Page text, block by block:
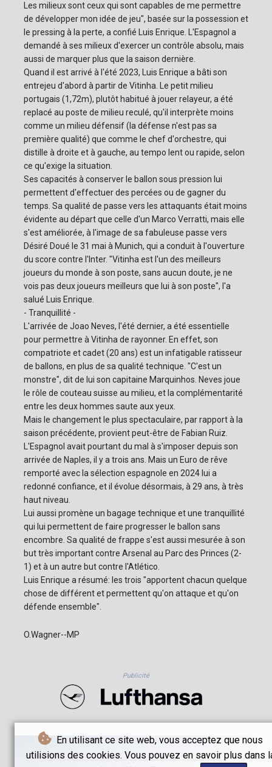
En utilisant ce site web, vous acceptez que nous
utilisions des cookies. Vous pouvez en savoir plus dans
Les milieux sont ceux qui sont capables de me permettre
de développer mon idée de jeu", basée sur la possession et
le pressing à la perte, a confié Luis Enrique. L'Espagnol a
demandé à ses milieux d'exercer un contrôle absolu, mais
aussi de marquer plus que la saison dernière.
Quand il est arrivé à l'été 2023, Luis Enrique a bâti son
entrejeu d'abord à partir de Vitinha. Le petit milieu
portugais (1,72m), plutôt habitué à jouer relayeur, a été
replacé au poste de milieu reculé, qu'il interprète moins
comme un milieu défensif (la défense n'est pas sa
première qualité) que comme le chef d'orchestre, qui
distille à droite et à gauche, au tempo lent ou rapide, selon
ce qu'exige la situation.
Ses capacités à conserver le ballon sous pression lui
permettent d'effectuer des percées ou de gagner du
temps. Sa qualité de passe vers les attaquants était moins
évidente au départ que celle d'un Marco Verratti, mais elle
s'est améliorée, à l'image de sa fabuleuse passe vers
Désiré Doué le 31 mai à Munich, qui a conduit à l'ouverture
du score contre l'Inter. "Vitinha est l'un des meilleurs
joueurs du monde à son poste, sans aucun doute, je ne
vois pas deux joueurs meilleurs que lui à son poste", l'a
salué Luis Enrique.
- Tranquillité -
L'arrivée de Joao Neves, l'été dernier, a été essentielle
pour permettre à Vitinha de rayonner. En effet, son
compatriote et cadet (20 ans) est un infatigable ratisseur
de ballons, en plus de sa qualité technique. "C'est un
monstre", dit de lui son capitaine Marquinhos. Neves joue
le rôle de couteau suisse au milieu, et la complémentarité
entre les deux hommes saute aux yeux.
Mais le changement le plus spectaculaire, par rapport à la
saison précédente, provient peut-être de Fabian Ruiz.
L'Espagnol avait pourtant du mal à s'imposer depuis son
arrivée de Naples, il y a trois ans. Mais un Euro de rêve
remporté avec la sélection espagnole en 2024 lui a
redonné confiance, et il évolue désormais, à 29 ans, à très
haut niveau.
Lui aussi promène un bagage technique et une tranquillité
qui lui permettent de faire progresser le ballon sans
encombre. Sa qualité de frappe s'est aussi mesurée à son
but très important contre Arsenal au Parc des Princes (2-
1) et à un autre but contre l'Atlético.
Luis Enrique a résumé: les trois "apportent chacun quelque
chose de différent et permettent qu'on attaque et qu'on
défende ensemble".
O.Wagner--MP
Publicité